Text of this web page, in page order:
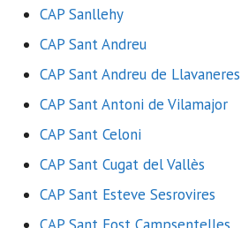
CAP Sanllehy
CAP Sant Andreu
CAP Sant Andreu de Llavaneres
CAP Sant Antoni de Vilamajor
CAP Sant Celoni
CAP Sant Cugat del Vallès
CAP Sant Esteve Sesrovires
CAP Sant Fost Campsentelles